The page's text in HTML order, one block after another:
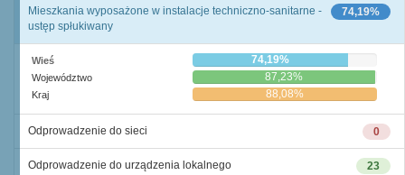
74,19%
Mieszkania wyposażone w instalacje techniczno-sanitarne -
ustęp spłukiwany
Wieś 74,19%
Województwo 87,23%
Kraj 88,08%
0
Odprowadzenie do sieci
23
Odprowadzenie do urządzenia lokalnego